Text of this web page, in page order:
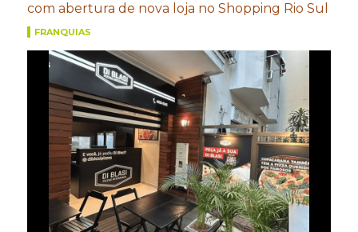
com abertura de nova loja no Shopping Rio Sul
FRANQUIAS